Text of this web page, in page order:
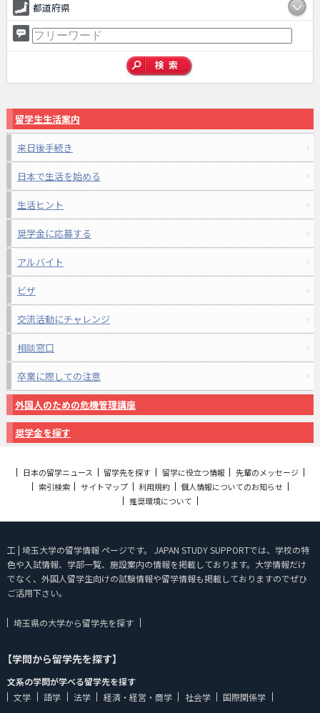
都道府県
留学生生活案内
来日後手続き
日本で生活を始める
生活ヒント
奨学金に応募する
アルバイト
ビザ
交流活動にチャレンジ
相談窓口
卒業に際しての注意
外国人のための危機管理講座
奨学金を探す
日本の留学ニュース 留学先を探す 留学に役立つ情報
先輩のメッセージ
索引検索
サイトマップ 利用規約
個人情報についてのお知らせ
推奨環境について
工 | 埼玉大学の留学情報 ページです。 JAPAN STUDY SUPPORTでは、学校の特
色や入試情報、学部一覧、施設案内の情報を掲載しております。大学情報だけ
でなく、外国人留学生向けの試験情報や留学情報も掲載しておりますのでぜひ
ご活用下さい。
埼玉県の大学から留学先を探す
【学問から留学先を探す】
文系の学問が学べる留学先を探す
文学
語学 法学 経済・経営・商学 社会学
国際関係学